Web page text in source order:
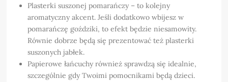
Plasterki suszonej pomarańczy – to kolejny
aromatyczny akcent. Jeśli dodatkowo wbijesz w
pomarańczę goździki, to efekt będzie niesamowity.
Równie dobrze będą się prezentować też plasterki
suszonych jabłek.
Papierowe łańcuchy również sprawdzą się idealnie,
szczególnie gdy Twoimi pomocnikami będą dzieci.